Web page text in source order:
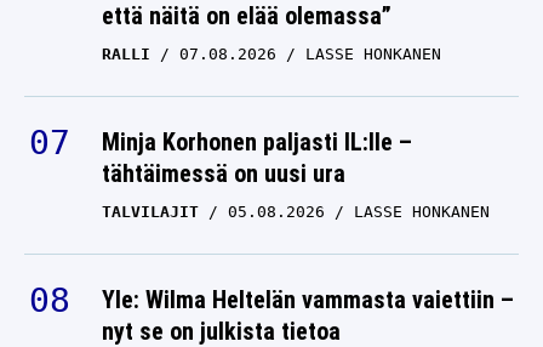
että näitä on elää olemassa”
RALLI 07.08.2026 LASSE HONKANEN
Minja Korhonen paljasti IL:lle –
tähtäimessä on uusi ura
TALVILAJIT 05.08.2026 LASSE HONKANEN
Yle: Wilma Heltelän vammasta vaiettiin –
nyt se on julkista tietoa